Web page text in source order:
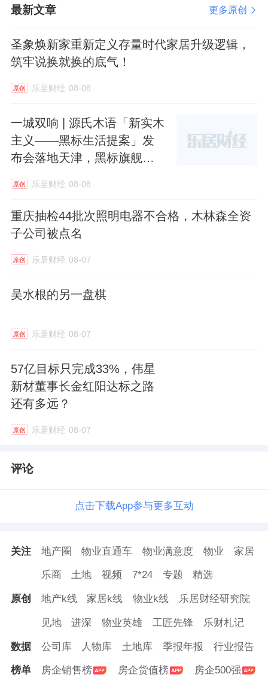
最新文章 更多原创
圣象焕新家重新定义存量时代家居升级逻辑，
筑牢说换就换的底气！
原创 乐居财经 08-08
一城双响 | 源氏木语「新实木
主义——黑标生活提案」发
布会落地天津，黑标旗舰店
原创 乐居财经 08-08
重庆抽检44批次照明电器不合格，木林森全资
子公司被点名
原创 乐居财经 08-07
吴水根的另一盘棋
原创 乐居财经 08-07
57亿目标只完成33%，伟星
新材董事长金红阳达标之路
还有多远？
原创 乐居财经 08-07
评论
点击下载App参与更多互动
关注 地产圈 物业直通车 物业满意度 物业 家居
乐商 土地 视频 7*24 专题 精选
原创 地产k线 家居k线 物业k线 乐居财经研究院
见地 进深 物业英雄 工匠先锋 乐财札记
数据 公司库 人物库 土地库 季报年报 行业报告
榜单 房企销售榜 房企货值榜 房企500强